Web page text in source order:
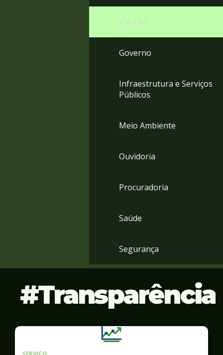
Gestão
Governo
Infraestrutura e Serviços
Públicos
Meio Ambiente
Ouvidoria
Procuradoria
Saúde
Segurança
Transparência
SERVICO